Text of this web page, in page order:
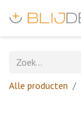
Alle producten